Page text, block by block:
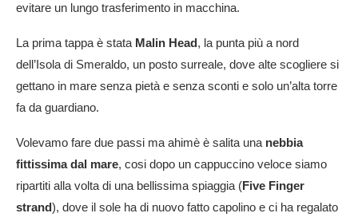
evitare un lungo trasferimento in macchina.
La prima tappa è stata Malin Head, la punta più a nord
dell’Isola di Smeraldo, un posto surreale, dove alte scogliere si
gettano in mare senza pietà e senza sconti e solo un’alta torre
fa da guardiano.
Volevamo fare due passi ma ahimè è salita una nebbia
fittissima dal mare, cosi dopo un cappuccino veloce siamo
ripartiti alla volta di una bellissima spiaggia (Five Finger
strand), dove il sole ha di nuovo fatto capolino e ci ha regalato